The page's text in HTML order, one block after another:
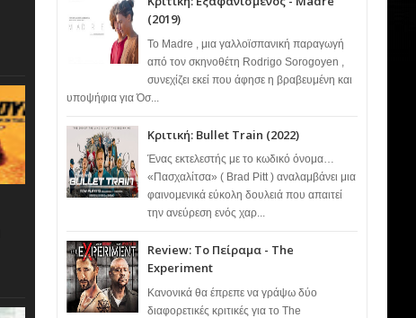
(2019)
Το Madre , μια γαλλοϊσπανική παραγωγή
από τον σκηνοθέτη Rodrigo Sorogoyen ,
συνεχίζει εκεί που άφησε η βραβευμένη και
υποψήφια για Όσ...
Κριτική: Bullet Train (2022)
Ένας εκτελεστής με το κωδικό όνομα…
«Πασχαλίτσα» ( Brad Pitt ) αναλαμβάνει μια
φαινομενικά εύκολη δουλειά που απαιτεί
την ανεύρεση ενός χαρ...
Review: Το Πείραμα - The
Experiment
Κανονικά θα έπρεπε να γράψω δύο
διαφορετικές κριτικές για το The